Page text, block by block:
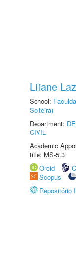
Liliane
School:
Solteira)
Department:
CIVIL
Academic
title: MS-5.3
Orcid
Scopus
Repositório